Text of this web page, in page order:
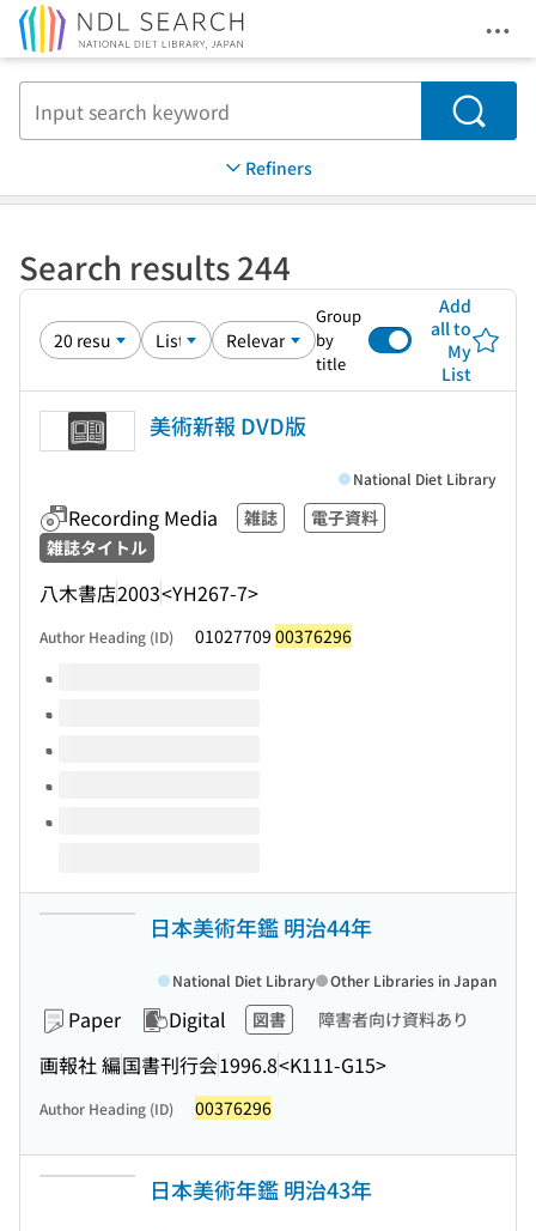
Search
Refiners
Search results 244
Group
by
title
Add
all to
My
List
美術新報 DVD版
Recording Media 雑誌
電子資料
雑誌タイトル
八木書店2003<YH267-7>
National Diet Library
Author Heading (ID) 01027709 00376296
Volumes of this title
日本美術年鑑 明治44年
Paper Digital 図書 障害者向け資料あり
画報社 編国書刊行会1996.8<K111-G15>
National Diet Library Other Libraries in Japan
Author Heading (ID) 00376296
日本美術年鑑 明治43年